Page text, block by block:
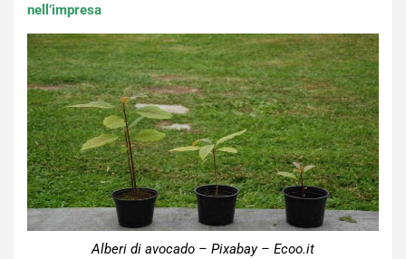
nell’impresa
Alberi di avocado – Pixabay – Ecoo.it